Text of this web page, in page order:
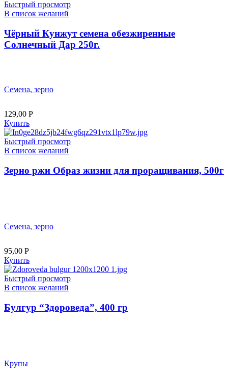
Быстрый просмотр
В список желаний
Чёрный Кунжут семена обезжиренные
Солнечный Дар 250г.
Семена, зерно
129,00 Р
Купить
Быстрый просмотр
В список желаний
Зерно ржи Образ жизни для проращивания, 500г
Семена, зерно
95,00 Р
Купить
Быстрый просмотр
В список желаний
Булгур “Здороведа”, 400 гр
Крупы